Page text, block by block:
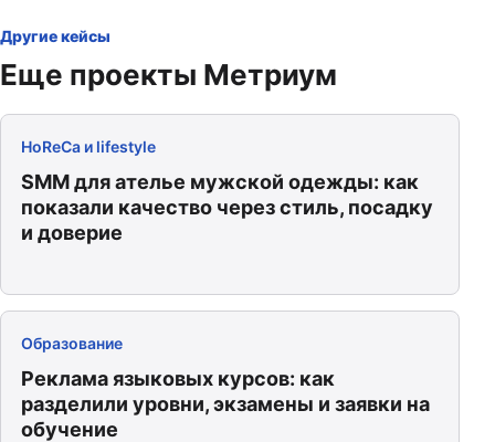
Другие кейсы
Еще проекты Метриум
HoReCa и lifestyle
SMM для ателье мужской одежды: как
показали качество через стиль, посадку
и доверие
Образование
Реклама языковых курсов: как
разделили уровни, экзамены и заявки на
обучение